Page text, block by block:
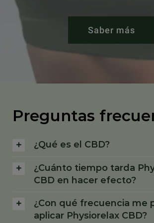
Saber más
Preguntas
¿Qué es el CBD?
¿Cuánto tiempo tarda
CBD en hacer efecto?
¿Con qué frecuencia me
aplicar Physiorelax CBD?